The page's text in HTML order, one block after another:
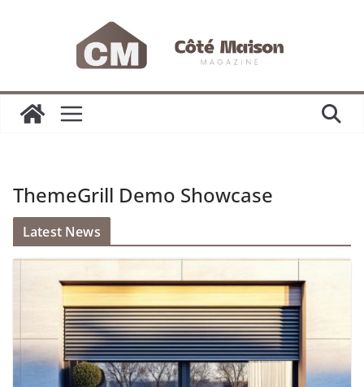
ThemeGrill Demo Showcase
Latest News